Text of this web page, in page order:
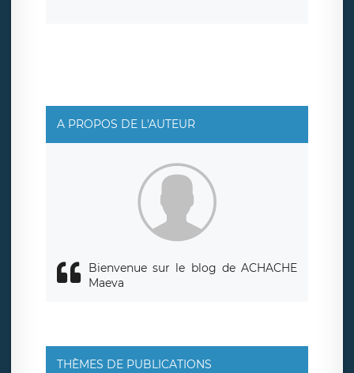
rue Léopold Sédar Senghor, joignable à l’adresse mail :
responsabledetraitement@legavox.fr. Vous avez
également le droit d’introduire une réclamation auprès
d’une autorité de contrôle.
A PROPOS DE L'AUTEUR
Bienvenue sur le blog de ACHACHE
Maeva
THÈMES DE PUBLICATIONS